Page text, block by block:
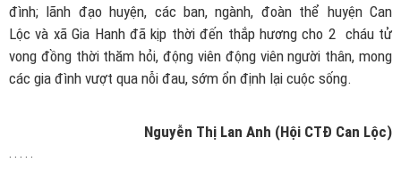
đình; lãnh đạo huyện, các ban, ngành, đoàn thể huyện Can
Lộc và xã Gia Hanh đã kịp thời đến thắp hương cho 2 cháu tử
vong đồng thời thăm hỏi, động viên động viên người thân, mong
các gia đình vượt qua nỗi đau, sớm ổn định lại cuộc sống.
Nguyễn Thị Lan Anh (Hội CTĐ Can Lộc)
. . . . .